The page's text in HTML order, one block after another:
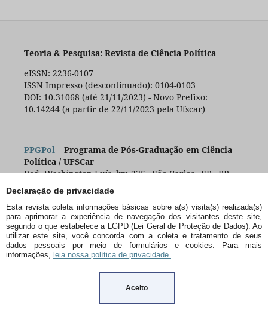
Declaração de privacidade
Esta revista coleta informações básicas sobre a(s) visita(s) realizada(s)
para aprimorar a experiência de navegação dos visitantes deste site,
segundo o que estabelece a LGPD (Lei Geral de Proteção de Dados). Ao
utilizar este site, você concorda com a coleta e tratamento de seus
dados pessoais por meio de formulários e cookies. Para mais
informações, leia nossa política de privacidade.
Aceito
Teoria & Pesquisa: Revista de Ciência Política
eISSN: 2236-0107
ISSN Impresso (descontinuado): 0104-0103
DOI: 10.31068 (até 21/11/2023) - Novo Prefixo:
10.14244 (a partir de 22/11/2023 pela Ufscar)
PPGPol– Programa de Pós-Graduação em Ciência
Política / UFSCar
Rod. Washington Luís, km 235 - São Carlos - SP - BR -
CEP:13565-905
+55 (16) 3351-8415